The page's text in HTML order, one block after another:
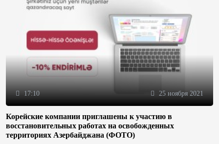
17:10 25 ноября 2021
Корейские компании приглашены к участию в
восстановительных работах на освобожденных
территориях Азербайджана (ФОТО)